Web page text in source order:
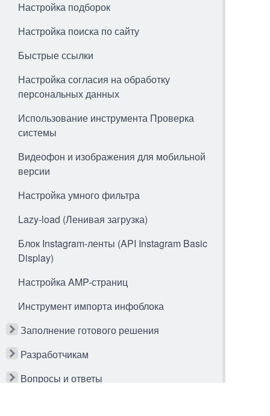
Настройка подборок
Настройка поиска по сайту
Быстрые ссылки
Настройка согласия на обработку
персональных данных
Использование инструмента Проверка
системы
Видеофон и изображения для мобильной
версии
Настройка умного фильтра
Lazy-load (Ленивая загрузка)
Блок Instagram-ленты (API Instagram Basic
Display)
Настройка AMP-страниц
Инструмент импорта инфоблока
Заполнение готового решения
Разработчикам
Вопросы и ответы